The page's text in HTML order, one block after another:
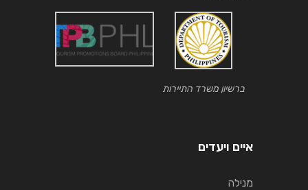
ברשיון משרד התיירות
איים ויעדים
מנילה